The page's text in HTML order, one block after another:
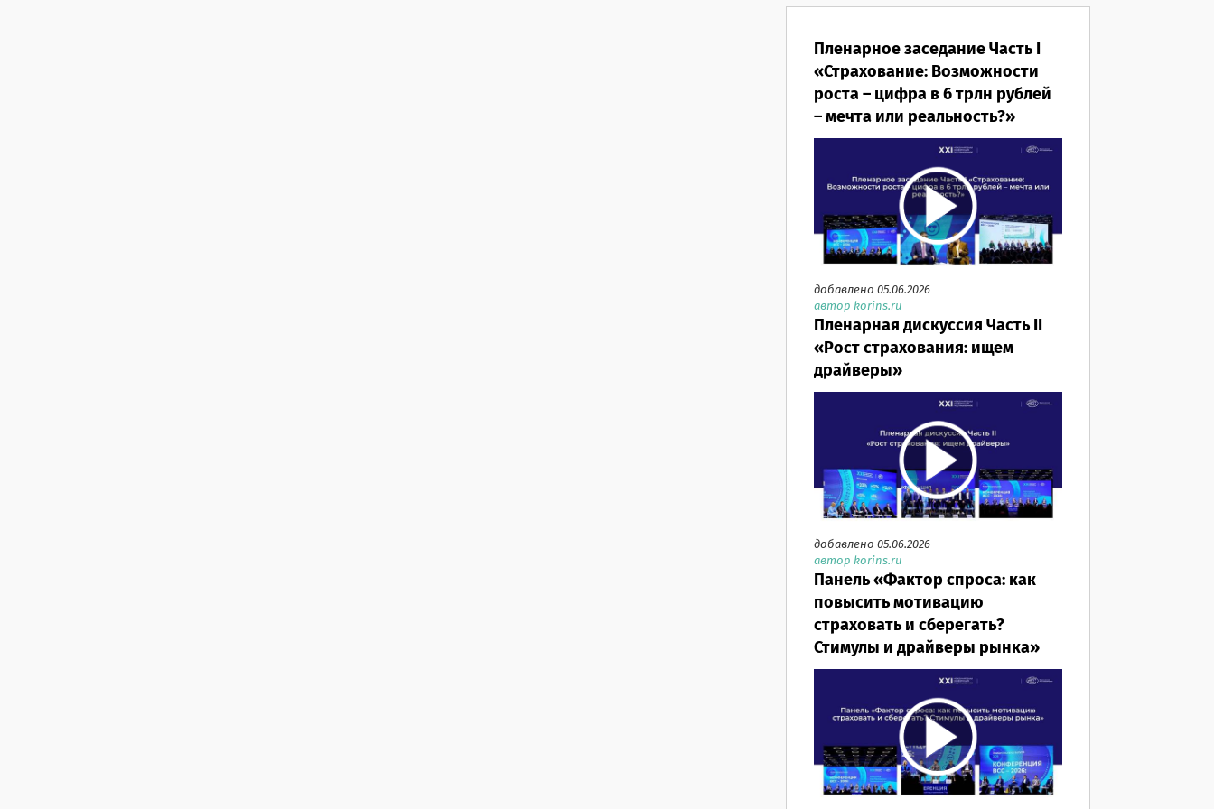
Пленарное заседание Часть I
«Страхование: Возможности
роста – цифра в 6 трлн рублей
– мечта или реальность?»
добавлено 05.06.2026
автор korins.ru
Пленарная дискуссия Часть II
«Рост страхования: ищем
драйверы»
добавлено 05.06.2026
автор korins.ru
Панель «Фактор спроса: как
повысить мотивацию
страховать и сберегать?
Стимулы и драйверы рынка»